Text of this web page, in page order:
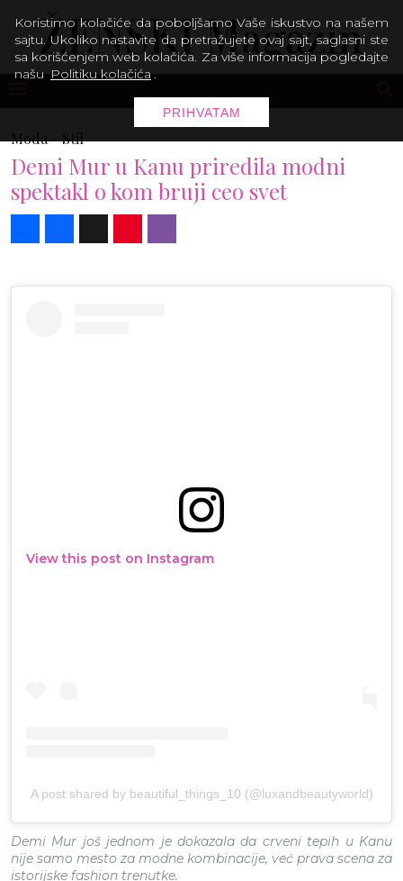
Moda -Stil
Demi Mur u Kanu priredila modni
spektakl o kom bruji ceo svet
View this post on Instagram
A post shared by beautiful_things_10 (@luxandbeautyworld)
Demi Mur još jednom je dokazala da crveni tepih u Kanu
nije samo mesto za modne kombinacije, već prava scena za
istorijske fashion trenutke.
Koristimo kolačiće da poboljšamo Vaše iskustvo na našem
sajtu. Ukoliko nastavite da pretražujete ovaj sajt, saglasni ste
sa korišćenjem web kolačića. Za više informacija pogledajte
našu Politiku kolačića .
PRIHVATAM